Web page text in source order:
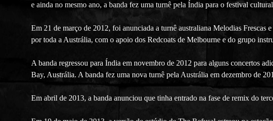
e ainda no mesmo ano, a banda fez uma turnê pela Índia para o festival
Em 21 de março de 2012, foi anunciada a turnê australiana Melodias Frescas
por toda a Austrália, com o apoio dos Redcoats de Melbourne e do grupo
A banda regressou para Índia em novembro de 2012 para alguns concertos
Bay, Austrália. A banda fez uma nova turnê pela Austrália em dezembro de
Em abril de 2013, a banda anunciou que tinha entrado na fase de remix do